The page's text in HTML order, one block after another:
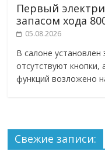
Первый
запасом хода
05.08.2026
В салоне
отсутствуют
функций возложено
Свежие записи: